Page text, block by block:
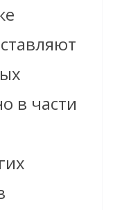
в части